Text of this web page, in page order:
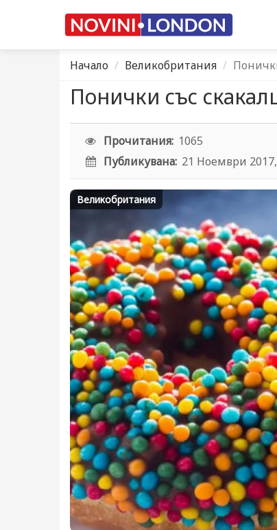
Начало Великобритания
Понички със
Прочитания: 1065
Публикувана: 21 Ноември
Великобритания